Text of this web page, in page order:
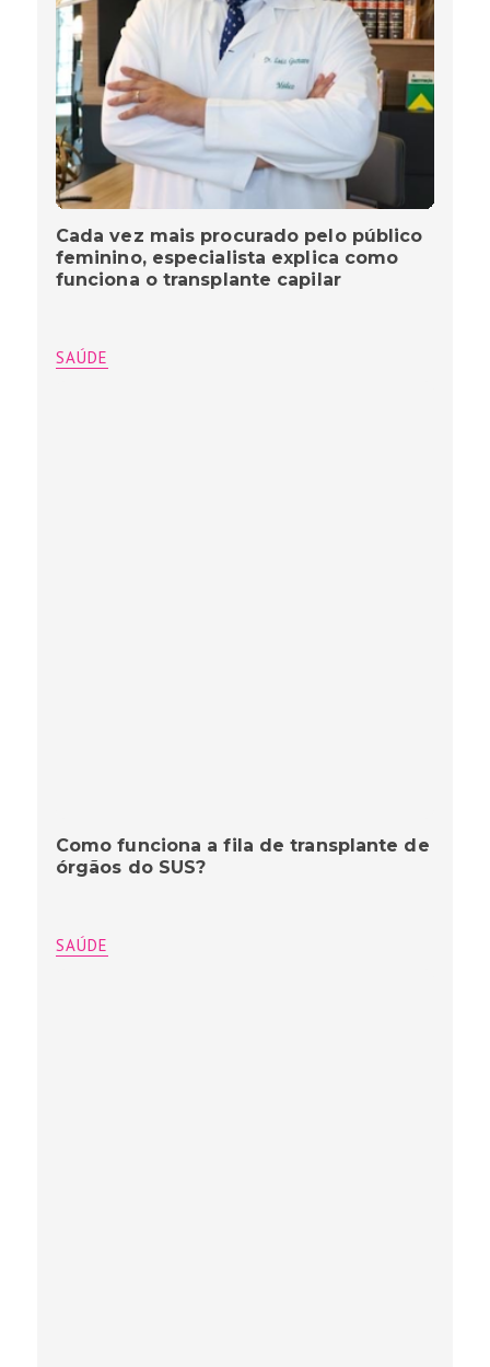
Cada vez mais procurado pelo público
feminino, especialista explica como
funciona o transplante capilar
SAÚDE
Como funciona a fila de transplante de
órgãos do SUS?
SAÚDE